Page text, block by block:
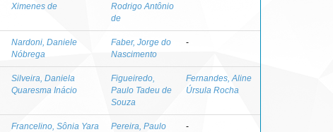
Ximenes de
Rodrigo Antônio
de
Nardoni, Daniele
Nóbrega
Faber, Jorge do
Nascimento
-
Silveira, Daniela
Quaresma Inácio
Figueiredo,
Paulo Tadeu de
Souza
Fernandes, Aline
Úrsula Rocha
Francelino, Sônia Yara
Pereira, Paulo
-